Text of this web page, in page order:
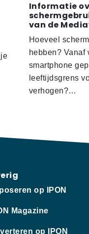
Informatie
van de
Hoeveel
hebben?
smartphone
leeftijdsgrens
verhogen?…
op IPON
Magazine
op IPON